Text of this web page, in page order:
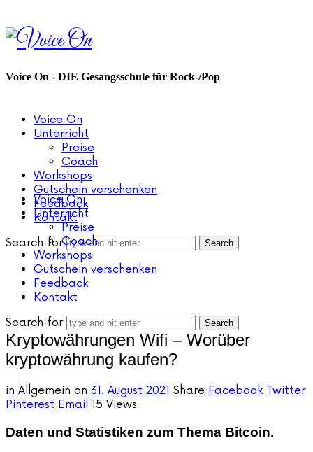
Voice
On
Voice On - DIE Gesangsschule für Rock-/Pop
Voice On
Unterricht
Preise
Coach
Workshops
Gutschein verschenken
Feedback
Kontakt
Search for
Voice On
Unterricht
Preise
Coach
Workshops
Gutschein verschenken
Feedback
Kontakt
Search for
Kryptowährungen Wifi – Worüber
kryptowährung kaufen?
in Allgemein on 31. August 2021 Share Facebook Twitter
Pinterest Email 15 Views
Daten und Statistiken zum Thema Bitcoin.